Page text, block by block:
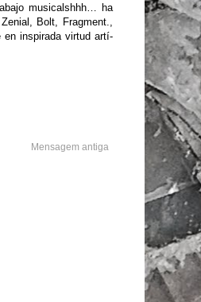
musicalshhh… ha
Bolt, Fragment.,
en inspirada virtud artí­
Mensagem antiga